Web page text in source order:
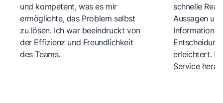
und kompetent, was es mir
ermöglichte, das Problem selbst
zu lösen. Ich war beeindruckt von
der Effizienz und Freundlichkeit
des Teams.
schnelle
Aussagen
erleichtert.
Service